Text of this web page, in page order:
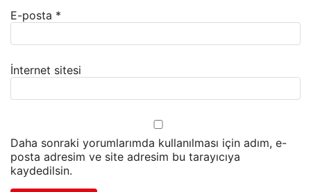
E-posta *
İnternet sitesi
Daha sonraki yorumlarımda kullanılması için adım, e-
posta adresim ve site adresim bu tarayıcıya
kaydedilsin.